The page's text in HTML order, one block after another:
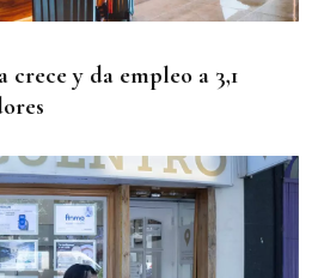
crece y da empleo a 3,1